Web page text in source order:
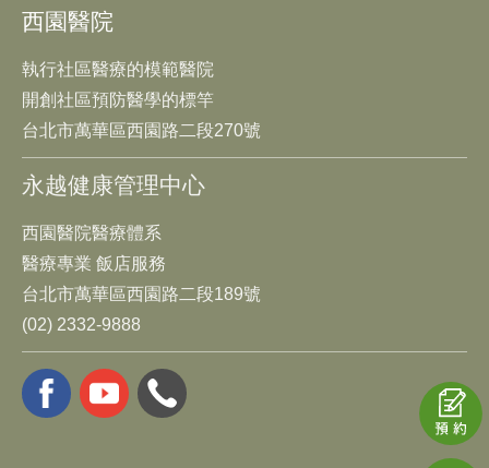
西園醫院
執行社區醫療的模範醫院
開創社區預防醫學的標竿
台北市萬華區西園路二段270號
永越健康管理中心
西園醫院醫療體系
醫療專業 飯店服務
台北市萬華區西園路二段189號
(02) 2332-9888